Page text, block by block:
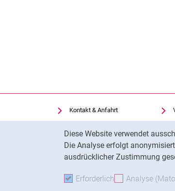
Diese Website verwendet
Die Analyse erfolgt
ausdrücklicher Zustimmung
Erforderlich Erforderliche
Analyse
Kontakt & Anfahrt
Einrichtungen suchen
Stellenangebote
Cookie-Einstellungen